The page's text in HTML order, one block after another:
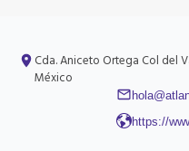
Cda. Aniceto Ortega Col del
México
https://